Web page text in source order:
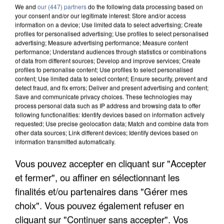
DE FAUNE SAUVAGE SONT...
We and our (447) partnersdo the following data processing based on
your consent and/or our legitimate interest: Store and/or access
information on a device; Use limited data to select advertising; Create
profiles for personalised advertising; Use profiles to select personalised
advertising; Measure advertising performance; Measure content
performance; Understand audiences through statistics or combinations
of data from different sources; Develop and improve services; Create
profiles to personalise content; Use profiles to select personalised
content; Use limited data to select content; Ensure security, prevent and
detect fraud, and fix errors; Deliver and present advertising and content;
Save and communicate privacy choices. These technologies may
process personal data such as IP address and browsing data to offer
following functionalities: Identify devices based on information actively
requested; Use precise geolocation data; Match and combine data from
other data sources; Link different devices; Identify devices based on
information transmitted automatically.
Vous pouvez accepter en cliquant sur "Accepter
et fermer", ou affiner en sélectionnant les
finalités et/ou partenaires dans "Gérer mes
choix". Vous pouvez également refuser en
cliquant sur "Continuer sans accepter". Vos